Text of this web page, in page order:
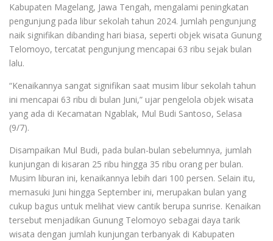
Kabupaten Magelang, Jawa Tengah, mengalami peningkatan
pengunjung pada libur sekolah tahun 2024. Jumlah pengunjung
naik signifikan dibanding hari biasa, seperti objek wisata Gunung
Telomoyo, tercatat pengunjung mencapai 63 ribu sejak bulan
lalu.
“Kenaikannya sangat signifikan saat musim libur sekolah tahun
ini mencapai 63 ribu di bulan Juni,” ujar pengelola objek wisata
yang ada di Kecamatan Ngablak, Mul Budi Santoso, Selasa
(9/7).
Disampaikan Mul Budi, pada bulan-bulan sebelumnya, jumlah
kunjungan di kisaran 25 ribu hingga 35 ribu orang per bulan.
Musim liburan ini, kenaikannya lebih dari 100 persen. Selain itu,
memasuki Juni hingga September ini, merupakan bulan yang
cukup bagus untuk melihat view cantik berupa sunrise. Kenaikan
tersebut menjadikan Gunung Telomoyo sebagai daya tarik
wisata dengan jumlah kunjungan terbanyak di Kabupaten